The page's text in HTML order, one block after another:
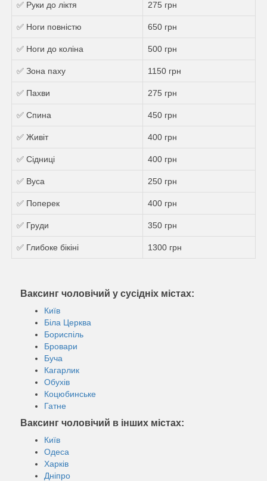
✅ Руки до ліктя 275 грн
✅ Ноги повністю 650 грн
✅ Ноги до коліна 500 грн
✅ Зона паху 1150 грн
✅ Пахви 275 грн
✅ Спина 450 грн
✅ Живіт 400 грн
✅ Сідниці 400 грн
✅ Вуса 250 грн
✅ Поперек 400 грн
✅ Груди 350 грн
✅ Глибоке бікіні 1300 грн
Ваксинг чоловічий у сусідніх містах:
Київ
Біла Церква
Бориспіль
Бровари
Буча
Кагарлик
Обухів
Коцюбинське
Гатне
Ваксинг чоловічий в інших містах:
Київ
Одеса
Харків
Дніпро